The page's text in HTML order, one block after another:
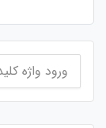
برای: